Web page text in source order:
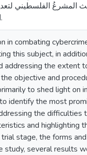
المشرعُ الفلسطيني
المجالِ، وبما يتوافقُ معَ الاتفاقياتِ الدوليةِ التي وقعْت عليها دولةُ فلسطين.
combating
this subject, in
the extent
objective and
to shed light on
identify the most
the difficulties
and highlighting
stage, the forms
several results